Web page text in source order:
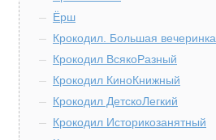
Ёрш
Крокодил. Большая вечеринка
Крокодил ВсякоРазный
Крокодил КиноКнижный
Крокодил ДетскоЛегкий
Крокодил Историкозанятный